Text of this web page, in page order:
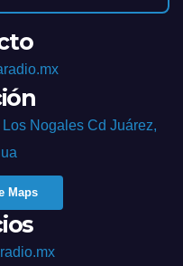
Nogales Cd Juárez,
Maps